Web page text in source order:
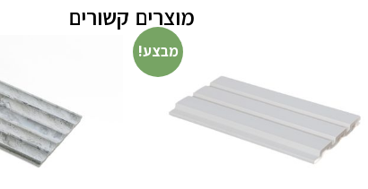
מוצרים קשורים
מבצע!